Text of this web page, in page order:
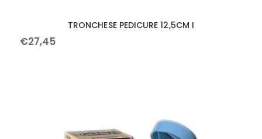
TRONCHESE PEDICURE 12,5CM I
€27,45